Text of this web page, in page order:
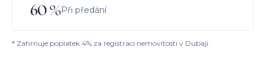
60%Při předání
* Zahrnuje poplatek 4% za registraci nemovitosti v Dubaji.